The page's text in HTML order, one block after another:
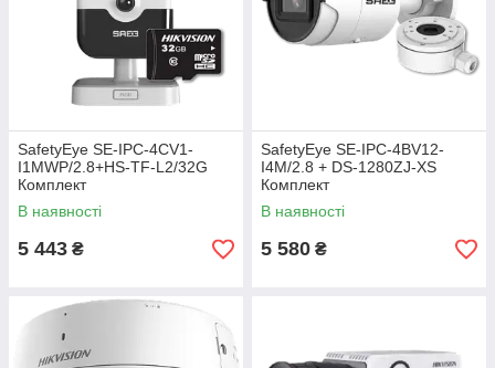
SafetyEye SE-IPC-4CV1-
I1MWP/2.8+HS-TF-L2/32G
Комплект
В наявності
5 443 ₴
SafetyEye SE-IPC-4BV12-
I4M/2.8 + DS-1280ZJ-XS
Комплект
В наявності
5 580 ₴